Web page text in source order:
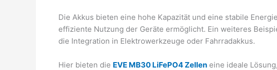
Die Akkus bieten eine hohe Kapazität und eine stabile
effiziente Nutzung der Geräte ermöglicht. Ein weiteres
die Integration in Elektrowerkzeuge oder Fahrradakkus.
Hier bieten die EVE MB30 LiFePO4 Zellen eine ideale